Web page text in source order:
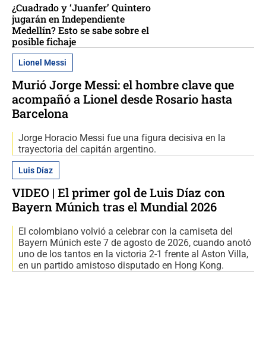
¿Cuadrado y ‘Juanfer’ Quintero
jugarán en Independiente
Medellín? Esto se sabe sobre el
posible fichaje
Lionel Messi
Murió Jorge Messi: el hombre clave que
acompañó a Lionel desde Rosario hasta
Barcelona
Jorge Horacio Messi fue una figura decisiva en la
trayectoria del capitán argentino.
Luis Díaz
VIDEO | El primer gol de Luis Díaz con
Bayern Múnich tras el Mundial 2026
El colombiano volvió a celebrar con la camiseta del
Bayern Múnich este 7 de agosto de 2026, cuando anotó
uno de los tantos en la victoria 2-1 frente al Aston Villa,
en un partido amistoso disputado en Hong Kong.